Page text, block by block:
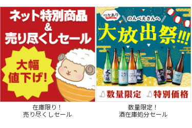
在庫限り！
売り尽くしセール
数量限定！
酒在庫処分セール